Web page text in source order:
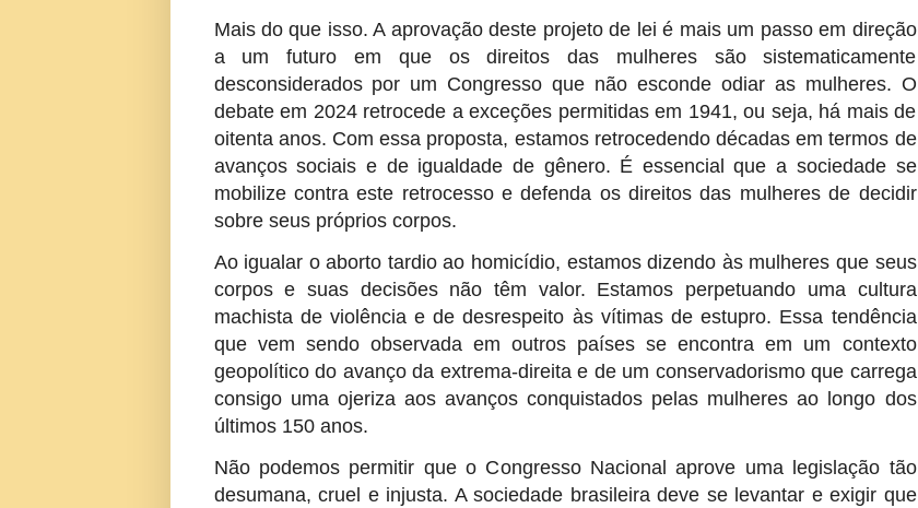
Mais do que isso. A aprovação deste projeto de lei é mais um passo em direção
a um futuro em que os direitos das mulheres são sistematicamente
desconsiderados por um Congresso que não esconde odiar as mulheres. O
debate em 2024 retrocede a exceções permitidas em 1941, ou seja, há mais de
oitenta anos. Com essa proposta, estamos retrocedendo décadas em termos de
avanços sociais e de igualdade de gênero. É essencial que a sociedade se
mobilize contra este retrocesso e defenda os direitos das mulheres de decidir
sobre seus próprios corpos.
Ao igualar o aborto tardio ao homicídio, estamos dizendo às mulheres que seus
corpos e suas decisões não têm valor. Estamos perpetuando uma cultura
machista de violência e de desrespeito às vítimas de estupro. Essa tendência
que vem sendo observada em outros países se encontra em um contexto
geopolítico do avanço da extrema-direita e de um conservadorismo que carrega
consigo uma ojeriza aos avanços conquistados pelas mulheres ao longo dos
últimos 150 anos.
Não podemos permitir que o Congresso Nacional aprove uma legislação tão
desumana, cruel e injusta. A sociedade brasileira deve se levantar e exigir que